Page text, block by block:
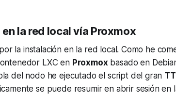
la red local vía Proxmox
la instalación en la red local. Como he
LXC en Proxmox basado en
del nodo he ejecutado el scriptdel gran
se puede resumir en abrir sesión